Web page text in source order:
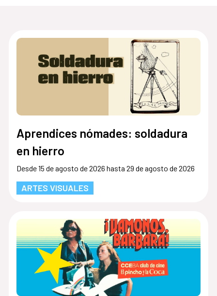
Aprendices nómades: soldadura
en hierro
Desde 15 de agosto de 2026 hasta 29 de agosto de 2026
ARTES VISUALES